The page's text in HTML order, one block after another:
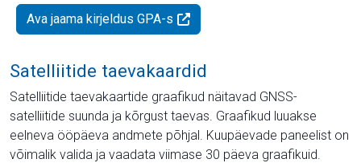
Ava jaama kirjeldus GPA-s
Satelliitide taevakaardid
Satelliitide taevakaartide graafikud näitavad GNSS-
satelliitide suunda ja kõrgust taevas. Graafikud luuakse
eelneva ööpäeva andmete põhjal. Kuupäevade paneelist on
võimalik valida ja vaadata viimase 30 päeva graafikuid.